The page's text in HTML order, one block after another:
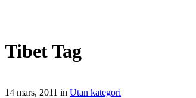
Tibet Tag
14 mars, 2011 in Utan kategori